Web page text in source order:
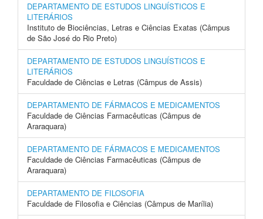
DEPARTAMENTO DE ESTUDOS LINGUÍSTICOS E
LITERÁRIOS
Instituto de Biociências, Letras e Ciências Exatas (Câmpus
de São José do Rio Preto)
DEPARTAMENTO DE ESTUDOS LINGUÍSTICOS E
LITERÁRIOS
Faculdade de Ciências e Letras (Câmpus de Assis)
DEPARTAMENTO DE FÁRMACOS E MEDICAMENTOS
Faculdade de Ciências Farmacêuticas (Câmpus de
Araraquara)
DEPARTAMENTO DE FÁRMACOS E MEDICAMENTOS
Faculdade de Ciências Farmacêuticas (Câmpus de
Araraquara)
DEPARTAMENTO DE FILOSOFIA
Faculdade de Filosofia e Ciências (Câmpus de Marília)